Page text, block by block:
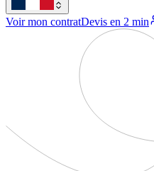
Voir mon contratDevis en 2 min